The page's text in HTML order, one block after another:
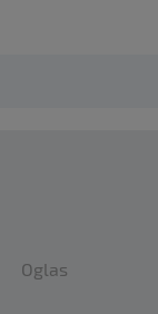
Oglas